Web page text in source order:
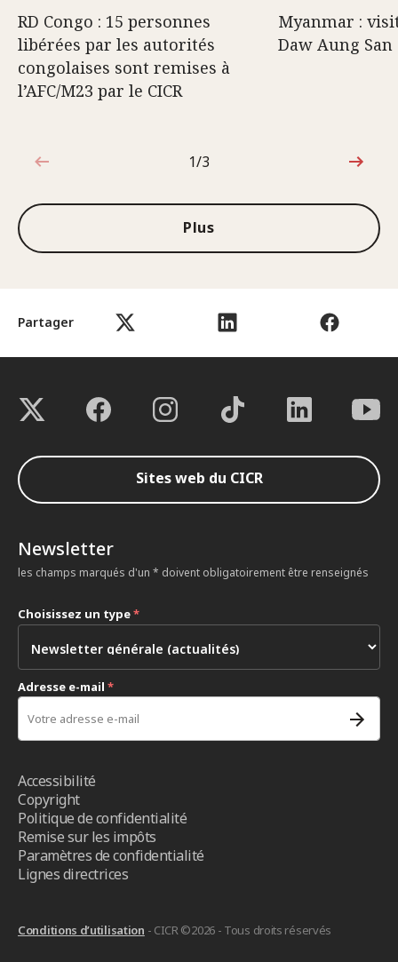
Partager
RD Congo : 15 personnes
libérées par les autorités
congolaises sont remises à
l’AFC/M23 par le CICR
Myanmar :
Daw Aung San
1sur3
1/3
Plus
Sites web du CICR
Newsletter
les champs marqués d'un * doivent obligatoirement être renseignés
Choisissez un type*
Adresse e-mail *
Accessibilité
Copyright
Politique de confidentialité
Remise sur les impôts
Paramètres de confidentialité
Lignes directrices
Conditions d’utilisation - CICR ©2026 - Tous droits réservés